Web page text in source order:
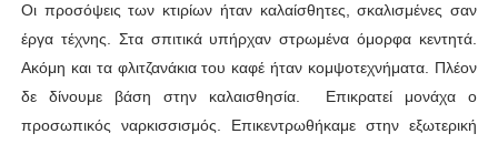
Οι προσόψεις των κτιρίων ήταν καλαίσθητες, σκαλισμένες σαν
έργα τέχνης. Στα σπιτικά υπήρχαν στρωμένα όμορφα κεντητά.
Ακόμη και τα φλιτζανάκια του καφέ ήταν κομψοτεχνήματα. Πλέον
δε δίνουμε βάση στην καλαισθησία. Επικρατεί μονάχα ο
προσωπικός ναρκισσισμός. Επικεντρωθήκαμε στην εξωτερική